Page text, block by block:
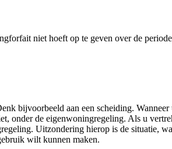
niet hoeft op te geven over de
bijvoorbeeld aan een scheiding.
onder de eigenwoningregeling. Als u
Uitzondering hierop is de situatie,
wilt kunnen maken.